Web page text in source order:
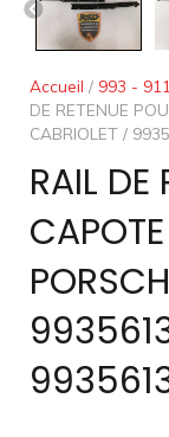
Accueil / 993 -
DE RETENUE
CABRIOLET /
RAIL DE